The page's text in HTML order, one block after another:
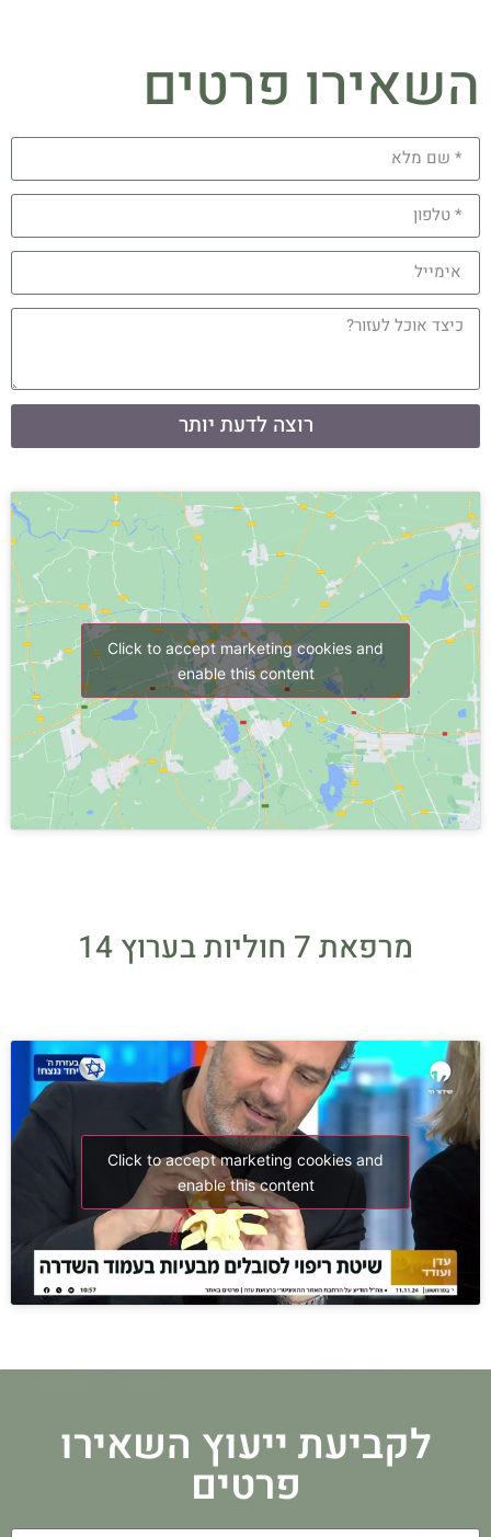
השאירו פרטים
רוצה לדעת יותר
Click to accept marketing cookies and
enable this content
מרפאת 7 חוליות בערוץ 14
Click to accept marketing cookies and
enable this content
לקביעת ייעוץ השאירו
פרטים